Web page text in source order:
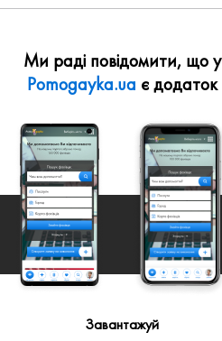
Показати ще
Ми раді повідомити, що у
Pomogayka.ua є додаток
Завантажуй